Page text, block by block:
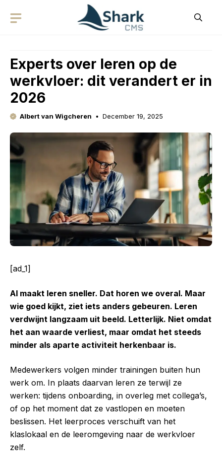
Experts over leren op de
werkvloer: dit verandert er in
2026
Albert van Wigcheren December 19, 2025
[ad_1]
AI maakt leren sneller. Dat horen we overal. Maar
wie goed kijkt, ziet iets anders gebeuren. Leren
verdwijnt langzaam uit beeld. Letterlijk. Niet omdat
het aan waarde verliest, maar omdat het steeds
minder als aparte activiteit herkenbaar is.
Medewerkers volgen minder trainingen buiten hun
werk om. In plaats daarvan leren ze terwijl ze
werken: tijdens onboarding, in overleg met collega’s,
of op het moment dat ze vastlopen en moeten
beslissen. Het leerproces verschuift van het
klaslokaal en de leeromgeving naar de werkvloer
zelf.